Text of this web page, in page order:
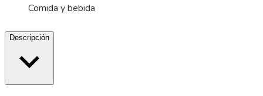
Comida y bebida
Descripción